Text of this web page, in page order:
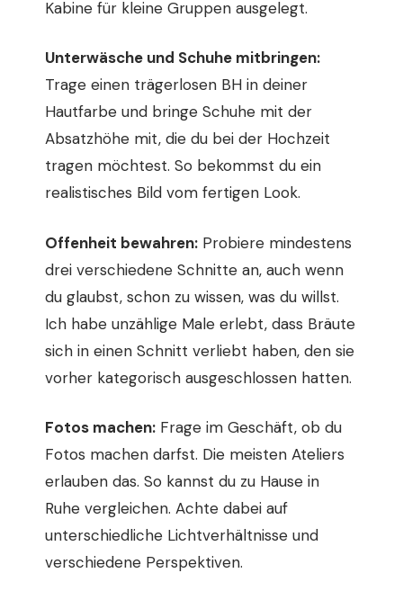
Kabine für kleine Gruppen ausgelegt.
Unterwäsche und Schuhe mitbringen:
Trage einen trägerlosen BH in deiner
Hautfarbe und bringe Schuhe mit der
Absatzhöhe mit, die du bei der Hochzeit
tragen möchtest. So bekommst du ein
realistisches Bild vom fertigen Look.
Offenheit bewahren: Probiere mindestens
drei verschiedene Schnitte an, auch wenn
du glaubst, schon zu wissen, was du willst.
Ich habe unzählige Male erlebt, dass Bräute
sich in einen Schnitt verliebt haben, den sie
vorher kategorisch ausgeschlossen hatten.
Fotos machen: Frage im Geschäft, ob du
Fotos machen darfst. Die meisten Ateliers
erlauben das. So kannst du zu Hause in
Ruhe vergleichen. Achte dabei auf
unterschiedliche Lichtverhältnisse und
verschiedene Perspektiven.